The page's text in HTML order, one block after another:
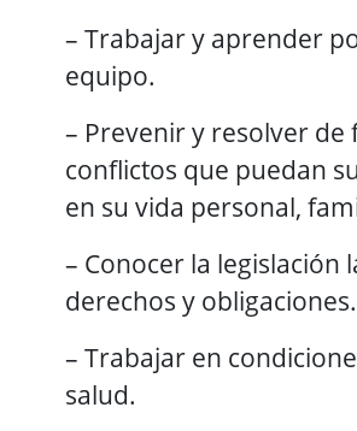
– Trabajar y aprender
equipo.
– Prevenir y resolver de
conflictos que puedan
en su vida personal,
– Conocer la legislación
derechos y obligaciones.
– Trabajar en
salud.